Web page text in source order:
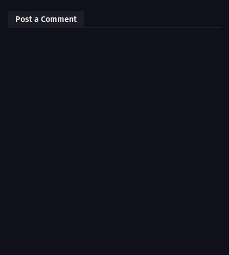
Post a Comment